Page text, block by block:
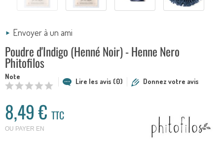
Envoyer à un ami
Poudre d'Indigo (Henné Noir) - Henne Nero
Phitofilos
Note
Lire les avis (0) Donnez votre avis
8,49 € TTC
OU PAYER EN